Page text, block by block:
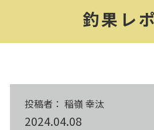
釣果レ
投稿者： 稲嶺 幸汰
2024.04.08